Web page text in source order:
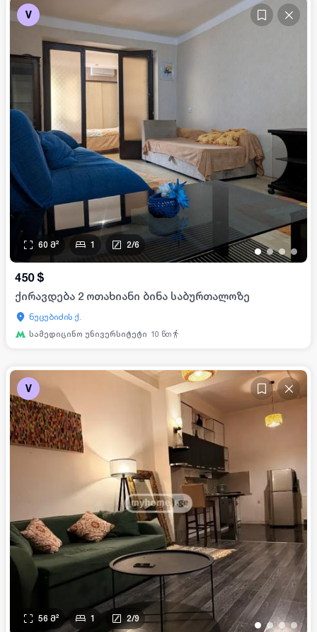
V
••• •
60 მ² 1 2/6
450 $
ქირავდება 2 ოთახიანი ბინა საბურთალოზე
ნუცუბიძის ქ.
სამედიცინო უნივერსიტეტი 10 წთ
V
••••
56 მ² 1 2/9